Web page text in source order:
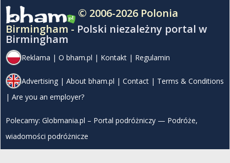
© 2006-2026 Polonia
Birmingham - Polski niezależny portal w
Birmingham
Reklama | O bham.pl | Kontakt | Regulamin
Advertising | About bham.pl | Contact | Terms & Conditions
| Are you an employer?
Polecamy: Globmania.pl – Portal podróżniczy — Podróże,
wiadomości podróżnicze